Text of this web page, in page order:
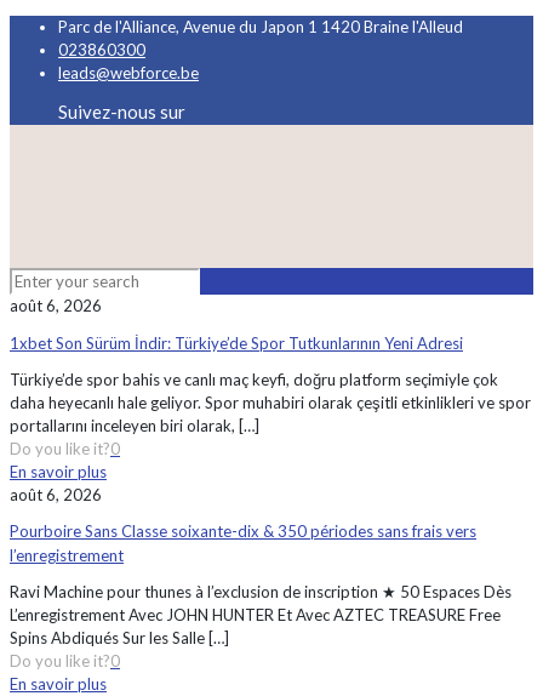
Parc de l'Alliance, Avenue du Japon 1 1420 Braine l'Alleud
023860300
leads@webforce.be
Suivez-nous sur
août 6, 2026
1xbet Son Sürüm İndir: Türkiye’de Spor Tutkunlarının Yeni Adresi
Türkiye’de spor bahis ve canlı maç keyfi, doğru platform seçimiyle çok
daha heyecanlı hale geliyor. Spor muhabiri olarak çeşitli etkinlikleri ve spor
portallarını inceleyen biri olarak, […]
Do you like it?0
En savoir plus
août 6, 2026
Pourboire Sans Classe soixante-dix & 350 périodes sans frais vers
l’enregistrement
Ravi Machine pour thunes à l’exclusion de inscription ★ 50 Espaces Dès
L’enregistrement Avec JOHN HUNTER Et Avec AZTEC TREASURE Free
Spins Abdiqués Sur les Salle […]
Do you like it?0
En savoir plus